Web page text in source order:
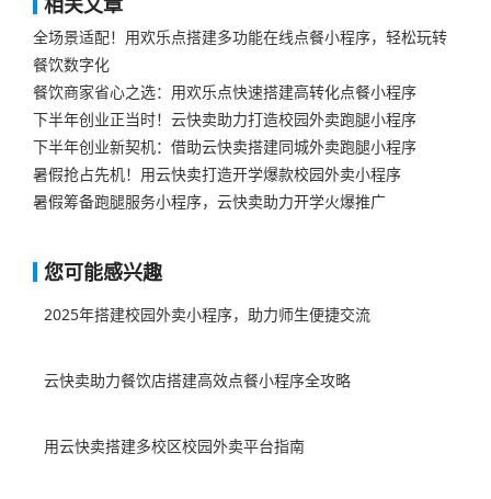
全场景适配！用欢乐点搭建多功能在线点餐小程序，轻松玩转
餐饮数字化
餐饮商家省心之选：用欢乐点快速搭建高转化点餐小程序
下半年创业正当时！云快卖助力打造校园外卖跑腿小程序
下半年创业新契机：借助云快卖搭建同城外卖跑腿小程序​
暑假抢占先机！用云快卖打造开学爆款校园外卖小程序
暑假筹备跑腿服务小程序，云快卖助力开学火爆推广​
您可能感兴趣
2025年搭建校园外卖小程序，助力师生便捷交流
云快卖助力餐饮店搭建高效点餐小程序全攻略
用云快卖搭建多校区校园外卖平台指南